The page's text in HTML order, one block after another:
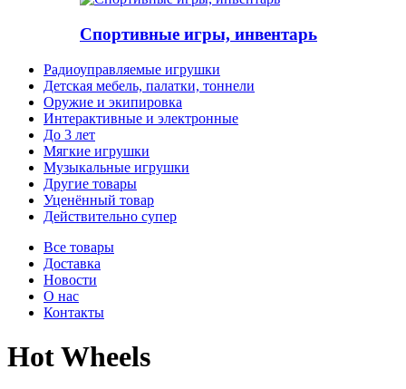
Спортивные игры, инвентарь
Радиоуправляемые игрушки
Детская мебель, палатки, тоннели
Оружие и экипировка
Интерактивные и электронные
До 3 лет
Мягкие игрушки
Музыкальные игрушки
Другие товары
Уценённый товар
Действительно супер
Все товары
Доставка
Новости
О нас
Контакты
Hot Wheels